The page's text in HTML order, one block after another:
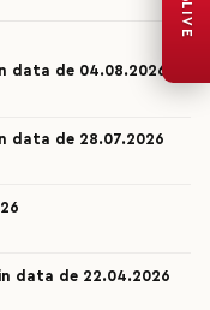
data de 04.08.2026
data de 28.07.2026
data de 22.04.2026
LIVE